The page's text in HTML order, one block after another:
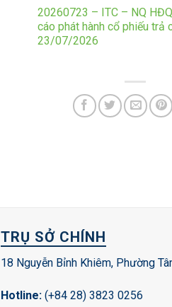
20260723 – ITC – NQ
cáo phát hành cổ phiếu trả
23/07/2026
TRỤ SỞ CHÍNH
18 Nguyễn Bỉnh Khiêm, Phường
Hotline: (+84 28) 3823 0256